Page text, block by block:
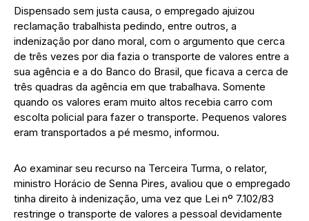
Dispensado sem justa causa, o empregado ajuizou
reclamação trabalhista pedindo, entre outros, a
indenização por dano moral, com o argumento que cerca
de três vezes por dia fazia o transporte de valores entre a
sua agência e a do Banco do Brasil, que ficava a cerca de
três quadras da agência em que trabalhava. Somente
quando os valores eram muito altos recebia carro com
escolta policial para fazer o transporte. Pequenos valores
eram transportados a pé mesmo, informou.
Ao examinar seu recurso na Terceira Turma, o relator,
ministro Horácio de Senna Pires, avaliou que o empregado
tinha direito à indenização, uma vez que Lei nº 7.102/83
restringe o transporte de valores a pessoal devidamente